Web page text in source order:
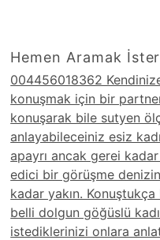
Hemen Aramak
004456018362
konuşmak için bir
konuşarak bile sutyen
anlayabileceiniz esiz
apayrı ancak gerei
edici bir görüşme
kadar yakın.
belli dolgun göğüslü
istediklerinizi onlara